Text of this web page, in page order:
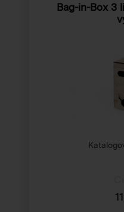
Bag-in-Box 3